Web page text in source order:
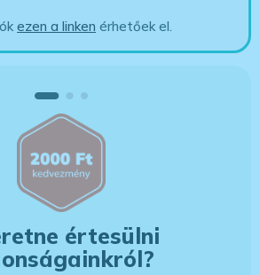
ezen a linken érhetőek el.
értesülni